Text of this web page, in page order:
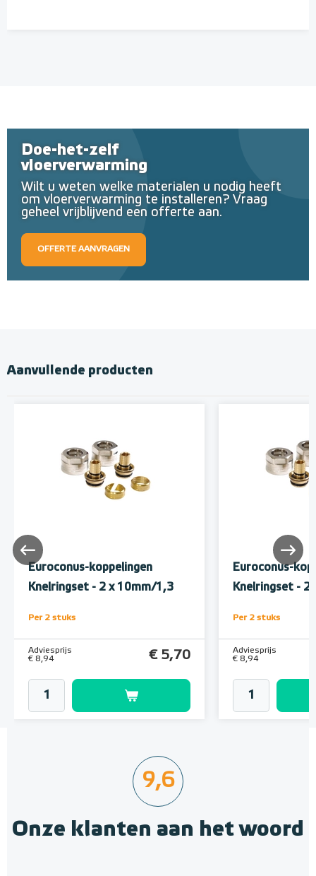
Doe-het-zelf
vloerverwarming
Wilt u weten welke materialen u nodig heeft
om vloerverwarming te installeren? Vraag
geheel vrijblijvend een offerte aan.
OFFERTE AANVRAGEN
Aanvullende producten
Euroconus-koppelingen
Knelringset - 2 x 10mm/1,3
Per 2 stuks
Adviesprijs
€ 8,94
€ 5,70
Euroconus-
Knelringset - 2
Per 2 stuks
Adviesprijs
€ 8,94
9,6
Onze klanten aan het woord